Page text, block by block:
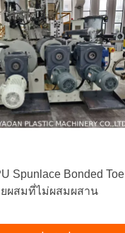
Spunlace Bonded Toe
ยผสมที่ไม่ผสมผสาน